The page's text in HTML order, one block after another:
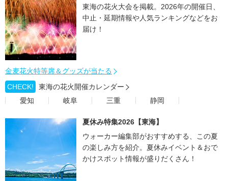
東海の花火大会を掲載。2026年の開催日、
中止・延期情報や人気ランキングなどをお
届け！
金麦花火特等席＆グッズが当たる
CHECK!
東海の花火開催カレンダー
愛知
岐阜 三重 静岡
夏休み特集2026【東海】
ウォーカー編集部がおすすめする、この夏
の楽しみ方を紹介。夏休みイベント＆おで
かけスポット情報が盛りだくさん！